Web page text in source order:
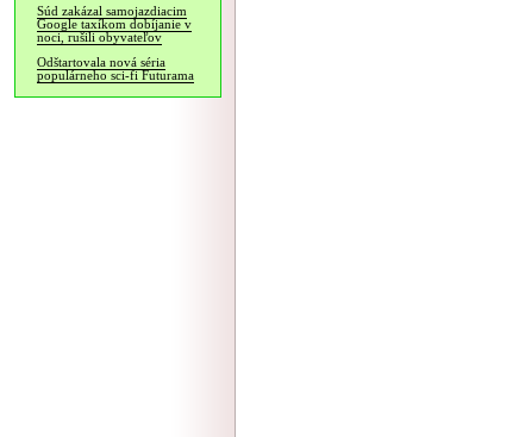
Súd zakázal samojazdiacim
Google taxíkom dobíjanie v
noci, rušili obyvateľov
Odštartovala nová séria
populárneho sci-fi Futurama